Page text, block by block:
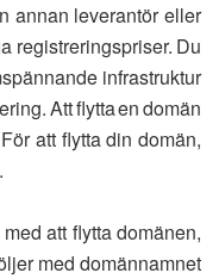
annan leverantör eller
registreringspriser. Du
infrastruktur
Att flytta en domän
att flytta din domän,
att flytta domänen,
med domännamnet